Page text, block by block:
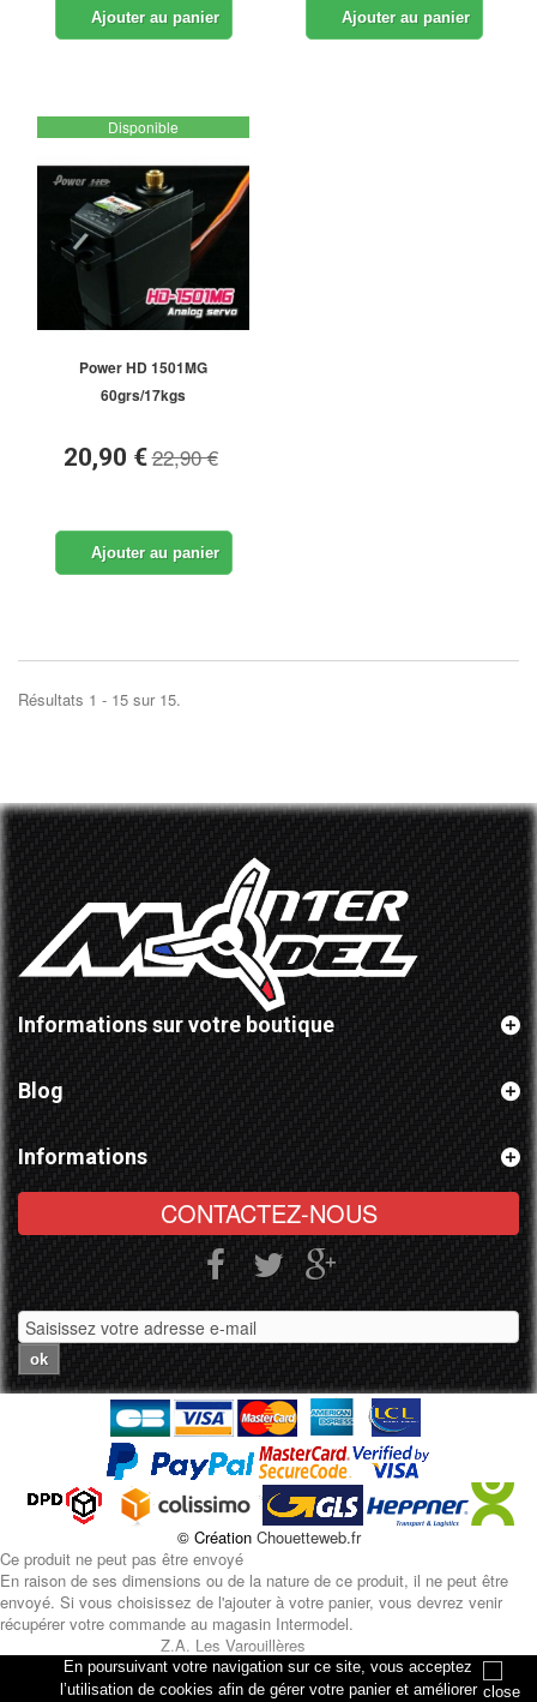
En poursuivant votre navigation sur ce site, vous acceptez
l’utilisation de cookies afin de gérer votre panier et améliorer
Ajouter au panier Ajouter au panier
Disponible
Power HD 1501MG
60grs/17kgs
20,90 €22,90 €
Ajouter au panier
Résultats 1 - 15 sur 15.
Informations sur votre boutique
Blog
Informations
CONTACTEZ-NOUS
ok
© Création Chouetteweb.fr
Ce produit ne peut pas être envoyé
En raison de ses dimensions ou de la nature de ce produit, il ne peut être
envoyé. Si vous choisissez de l'ajouter à votre panier, vous devrez venir
récupérer votre commande au magasin Intermodel.
Z.A. Les Varouillères
rue des artisans
76330 Petiville